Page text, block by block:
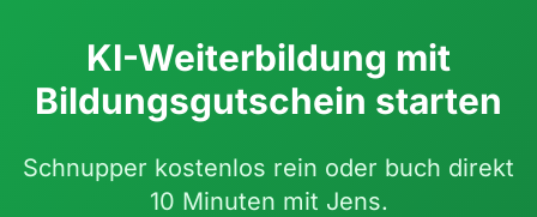
KI-Weiterbildung mit
Bildungsgutschein starten
Schnupper kostenlos rein oder buch direkt
10 Minuten mit Jens.